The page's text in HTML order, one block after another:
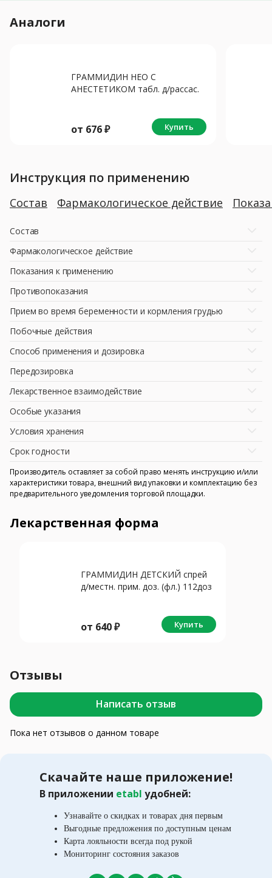
Аналоги
ГРАММИДИН НЕО С
АНЕСТЕТИКОМ табл. д/рассас.
от 676₽ Купить
Инструкция по применению
Состав Фармакологическое действие
Состав
Фармакологическое действие
Показания к применению
Противопоказания
Прием во время беременности и кормления грудью
Побочные действия
Способ применения и дозировка
Передозировка
Лекарственное взаимодействие
Особые указания
Условия хранения
Срок годности
Производитель оставляет за собой право менять инструкцию и/или
характеристики товара, внешний вид упаковки и комплектацию без
предварительного уведомления торговой площадки.
Лекарственная форма
ГРАММИДИН ДЕТСКИЙ спрей
д/местн. прим. доз. (фл.) 112доз
от 640₽ Купить
Отзывы
Написать отзыв
Пока нет отзывов о данном товаре
Скачайте наше приложение!
В приложении etabl удобней:
Узнавайте о скидках и товарах дня первым
Выгодные предложения по доступным ценам
Карта лояльности всегда под рукой
Мониторинг состояния заказов